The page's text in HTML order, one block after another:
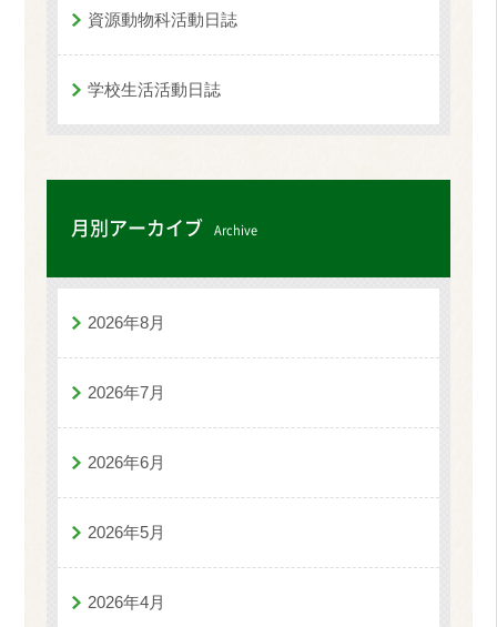
資源動物科活動日誌
学校生活活動日誌
月別アーカイブ Archive
2026年8月
2026年7月
2026年6月
2026年5月
2026年4月